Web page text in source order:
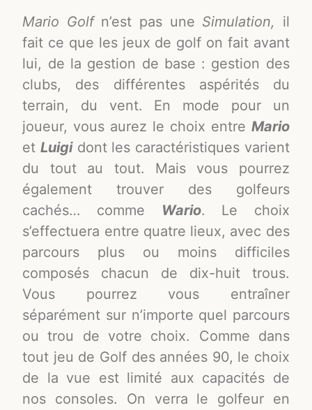
Mario Golfn’est pas une Simulation, il
fait ce que les jeux de golf on fait avant
lui, de la gestion de base : gestion des
clubs, des différentes aspérités du
terrain, du vent. En mode pour un
joueur, vous aurez le choix entre Mario
et Luigidont les caractéristiques varient
du tout au tout. Mais vous pourrez
également trouver des golfeurs
cachés… comme
Wario. Le choix
s’effectuera entre quatre lieux, avec des
parcours plus ou moins difficiles
composés chacun de dix-huit trous.
Vous pourrez vous entraîner
séparément sur n’importe quel parcours
ou trou de votre choix. Comme dans
tout jeu de Golf des années 90, le choix
de la vue est limité aux capacités de
nos consoles. On verra le golfeur en